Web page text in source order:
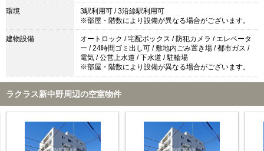
環境
3駅利用可 / 3沿線駅利用可
※部屋・階数により設備が異なる場合がございます。
建物設備
オートロック / 宅配ボックス / 防犯カメラ / エレベータ
ー / 24時間ゴミ出し可 / 敷地内ごみ置き場 / 都市ガス /
電気 / 公営上水道 / 下水道 / 駐輪場
※部屋・階数により設備が異なる場合がございます。
ラクラス新中野周辺の空室物件